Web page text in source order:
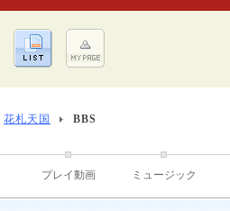
花札天国 BBS
プレイ動画 ミュージック